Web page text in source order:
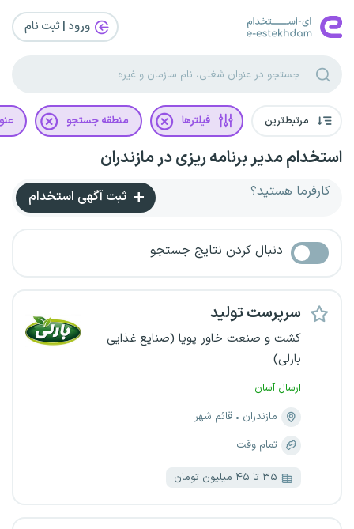
ورود | ثبت‌ نام
مرتبط‌ترین فیلترها منطقه جستجو
استخدام مدیر برنامه ریزی در مازندران
کارفرما هستید؟ ثبت آگهی استخدام
دنبال کردن نتایج جستجو
سرپرست تولید
کشت و صنعت خاور پویا (صنایع غذایی
بارلی)
ارسال آسان
مازندران
قائم شهر
تمام وقت
۳۵ تا ۴۵ میلیون تومان